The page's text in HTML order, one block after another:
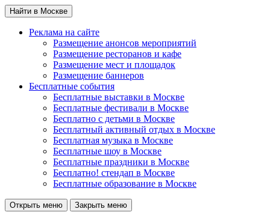
Найти в Москве
Реклама на сайте
Размещение анонсов мероприятий
Размещение ресторанов и кафе
Размещение мест и площадок
Размещение баннеров
Бесплатные события
Бесплатные выставки в Москве
Бесплатные фестивали в Москве
Бесплатно с детьми в Москве
Бесплатный активный отдых в Москве
Бесплатная музыка в Москве
Бесплатные шоу в Москве
Бесплатные праздники в Москве
Бесплатно! стендап в Москве
Бесплатные образование в Москве
Открыть меню Закрыть меню